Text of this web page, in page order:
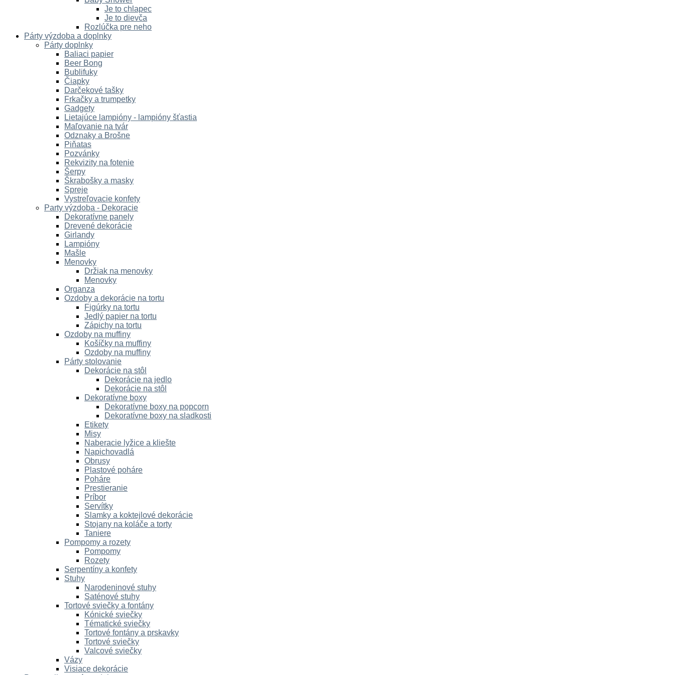
Je to chlapec
Je to dievča
Rozlúčka pre neho
Párty výzdoba a doplnky
Párty doplnky
Baliaci papier
Beer Bong
Bublifuky
Čiapky
Darčekové tašky
Frkačky a trumpetky
Gadgety
Lietajúce lampióny - lampióny šťastia
Maľovanie na tvár
Odznaky a Brošne
Piňatas
Pozvánky
Rekvizity na fotenie
Šerpy
Škrabošky a masky
Spreje
Vystreľovacie konfety
Party výzdoba - Dekoracie
Dekoratívne panely
Drevené dekorácie
Girlandy
Lampióny
Mašle
Menovky
Držiak na menovky
Menovky
Organza
Ozdoby a dekorácie na tortu
Figúrky na tortu
Jedlý papier na tortu
Zápichy na tortu
Ozdoby na muffiny
Košíčky na muffiny
Ozdoby na muffiny
Párty stolovanie
Dekorácie na stôl
Dekorácie na jedlo
Dekorácie na stôl
Dekoratívne boxy
Dekoratívne boxy na popcorn
Dekoratívne boxy na sladkosti
Etikety
Misy
Naberacie lyžice a kliešte
Napichovadlá
Obrusy
Plastové poháre
Poháre
Prestieranie
Príbor
Servítky
Slamky a koktejlové dekorácie
Stojany na koláče a torty
Taniere
Pompomy a rozety
Pompomy
Rozety
Serpentíny a konfety
Stuhy
Narodeninové stuhy
Saténové stuhy
Tortové sviečky a fontány
Kónické sviečky
Tématické sviečky
Tortové fontány a prskavky
Tortové sviečky
Valcové sviečky
Vázy
Visiace dekorácie